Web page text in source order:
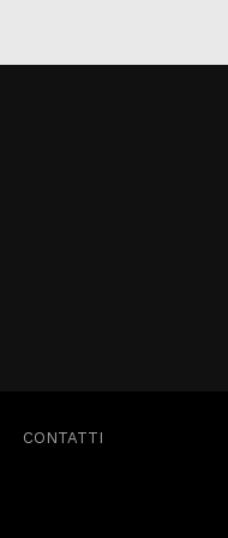
CONTATTI